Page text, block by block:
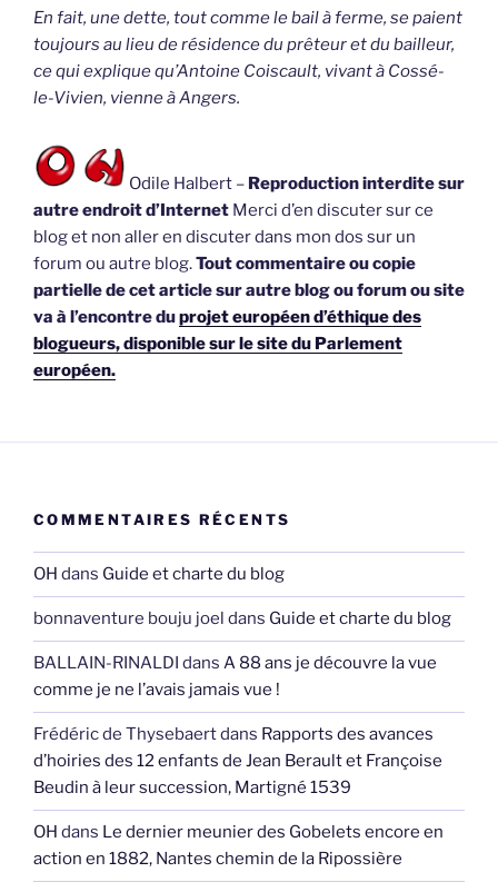
En fait, une dette, tout comme le bail à ferme, se paient
toujours au lieu de résidence du prêteur et du bailleur,
ce qui explique qu’Antoine Coiscault, vivant à Cossé-
le-Vivien, vienne à Angers.
Odile Halbert – Reproduction interdite sur
autre endroit d’Internet Merci d’en discuter sur ce
blog et non aller en discuter dans mon dos sur un
forum ou autre blog.Tout commentaire ou copie
partielle de cet article sur autre blog ou forum ou site
va à l’encontre duprojet européen d’éthique des
blogueurs, disponible sur le site du Parlement
européen.
COMMENTAIRES RÉCENTS
OH dans Guide et charte du blog
bonnaventure bouju joel dans Guide et charte du blog
BALLAIN-RINALDI dans A 88 ans je découvre la vue
comme je ne l’avais jamais vue !
Frédéric de Thysebaertdans Rapports des avances
d’hoiries des 12 enfants de Jean Berault et Françoise
Beudin à leur succession, Martigné 1539
OH dans Le dernier meunier des Gobelets encore en
action en 1882, Nantes chemin de la Ripossière